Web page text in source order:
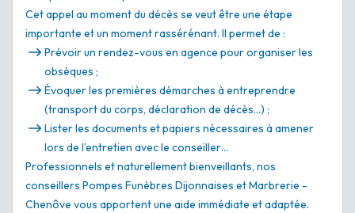
Cet appel au moment du décès se veut être une étape
importante et un moment rassérénant. Il permet de :
Prévoir un rendez-vous en agence pour organiser les
obsèques ;
Évoquer les premières démarches à entreprendre
(transport du corps, déclaration de décès…) ;
Lister les documents et papiers nécessaires à amener
lors de l’entretien avec le conseiller…
Professionnels et naturellement bienveillants, nos
conseillers Pompes Funèbres Dijonnaises et Marbrerie -
Chenôve vous apportent une aide immédiate et adaptée.